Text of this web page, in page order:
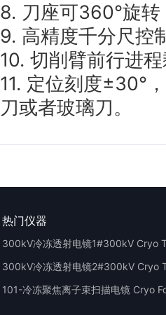
8. 刀座可360°旋
9. 高精度千分尺控
10. 切削臂前行进
11. 定位刻度±30°
刀或者玻璃刀。
热门仪器